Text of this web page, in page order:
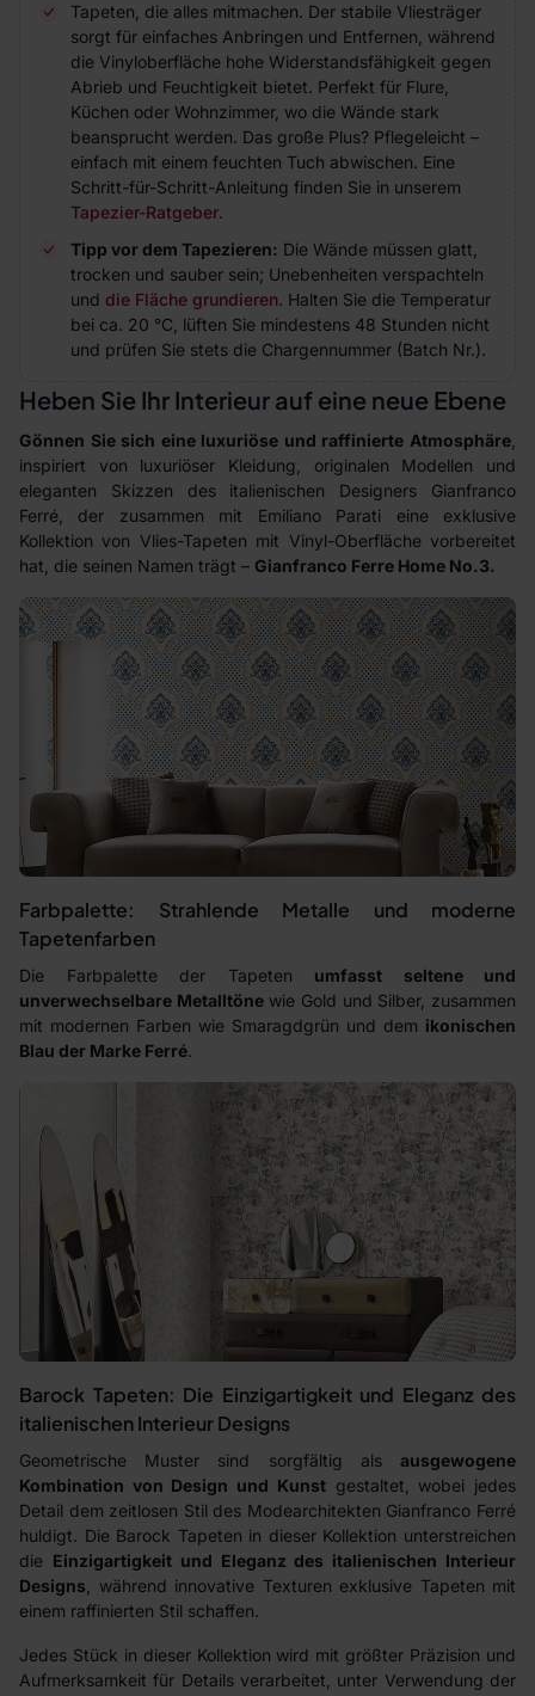
Tapeten, die alles mitmachen. Der stabile Vliesträger
sorgt für einfaches Anbringen und Entfernen, während
die Vinyloberfläche hohe Widerstandsfähigkeit gegen
Abrieb und Feuchtigkeit bietet. Perfekt für Flure,
Küchen oder Wohnzimmer, wo die Wände stark
beansprucht werden. Das große Plus? Pflegeleicht –
einfach mit einem feuchten Tuch abwischen. Eine
Schritt-für-Schritt-Anleitung finden Sie in unserem
Tapezier-Ratgeber.
Tipp vor dem Tapezieren: Die Wände müssen glatt,
trocken und sauber sein; Unebenheiten verspachteln
und die Fläche grundieren. Halten Sie die Temperatur
bei ca. 20 °C, lüften Sie mindestens 48 Stunden nicht
und prüfen Sie stets die Chargennummer (Batch Nr.).
Heben Sie Ihr Interieur auf eine neue Ebene
Gönnen Sie sich eine luxuriöse und raffinierte Atmosphäre
inspiriert von luxuriöser Kleidung, originalen Modellen und
eleganten Skizzen des italienischen Designers Gianfranco
Ferré, der zusammen mit Emiliano Parati eine exklusive
Kollektion von Vlies-Tapeten mit Vinyl-Oberfläche vorbereitet
hat, die seinen Namen trägt – Gianfranco Ferre Home No.3.
Farbpalette: Strahlende Metalle und moderne
Tapetenfarben
Die Farbpalette der Tapeten umfasst seltene und
unverwechselbare Metalltönewie Gold und Silber, zusammen
mit modernen Farben wie Smaragdgrün und dem ikonischen
Blau der Marke Ferré.
Barock Tapeten: Die Einzigartigkeit und Eleganz des
italienischen Interieur Designs
Geometrische Muster sind sorgfältig als ausgewogene
Kombination von Design und Kunstgestaltet, wobei jedes
Detail dem zeitlosen Stil des Modearchitekten Gianfranco Ferré
huldigt. Die Barock Tapeten in dieser Kollektion unterstreichen
die Einzigartigkeit und Eleganz des italienischen Interieur
Designs , während innovative Texturen exklusive Tapeten mit
einem raffinierten Stil schaffen.
Jedes Stück in dieser Kollektion wird mit größter Präzision und
Aufmerksamkeit für Details verarbeitet, unter Verwendung der